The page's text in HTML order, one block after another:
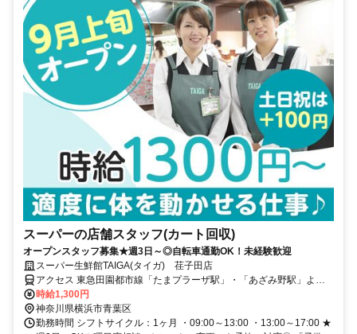
スーパーの店舗スタッフ(カート回収)
オープンスタッフ募集★週3日～◎自転車通勤OK！未経験歓迎
スーパー生鮮館TAIGA(タイガ) 荏子田店
アクセス 東急田園都市線「たまプラーザ駅」・「あざみ野駅」より
東急バス「荏子田二丁目」バス停下車、徒歩約4分 / 小田急小田原線
「新百合ヶ丘駅」より小田急バス「あざみ野ガーデンズ」バス停下車
徒歩10分
時給1,300円
神奈川県横浜市青葉区
勤務時間 シフトサイクル：1ヶ月 ・09:00～13:00 ・13:00～17:00 ★